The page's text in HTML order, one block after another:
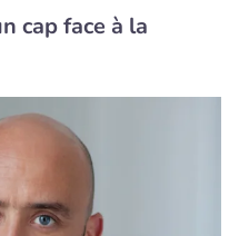
cap face à la